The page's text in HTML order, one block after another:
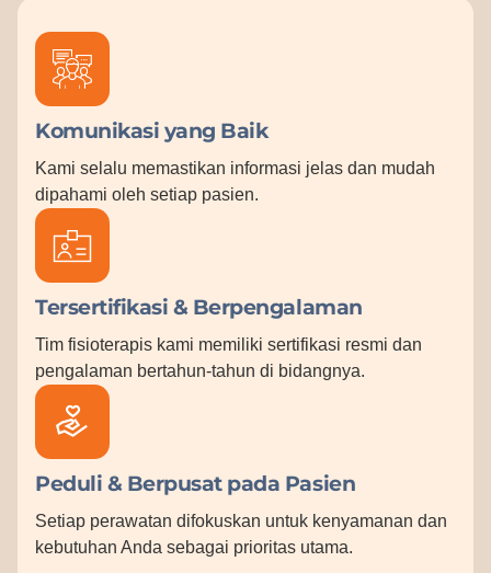
Komunikasi yang Baik
Kami selalu memastikan informasi jelas dan mudah
dipahami oleh setiap pasien.
Tersertifikasi & Berpengalaman
Tim fisioterapis kami memiliki sertifikasi resmi dan
pengalaman bertahun-tahun di bidangnya.
Peduli & Berpusat pada Pasien
Setiap perawatan difokuskan untuk kenyamanan dan
kebutuhan Anda sebagai prioritas utama.